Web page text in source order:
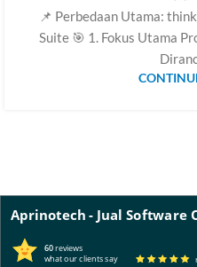
📌 Perbedaan Utama:
Suite 🎯 1. Fokus Utama
Aprinotech - Jual Software
60reviews
what our clients say